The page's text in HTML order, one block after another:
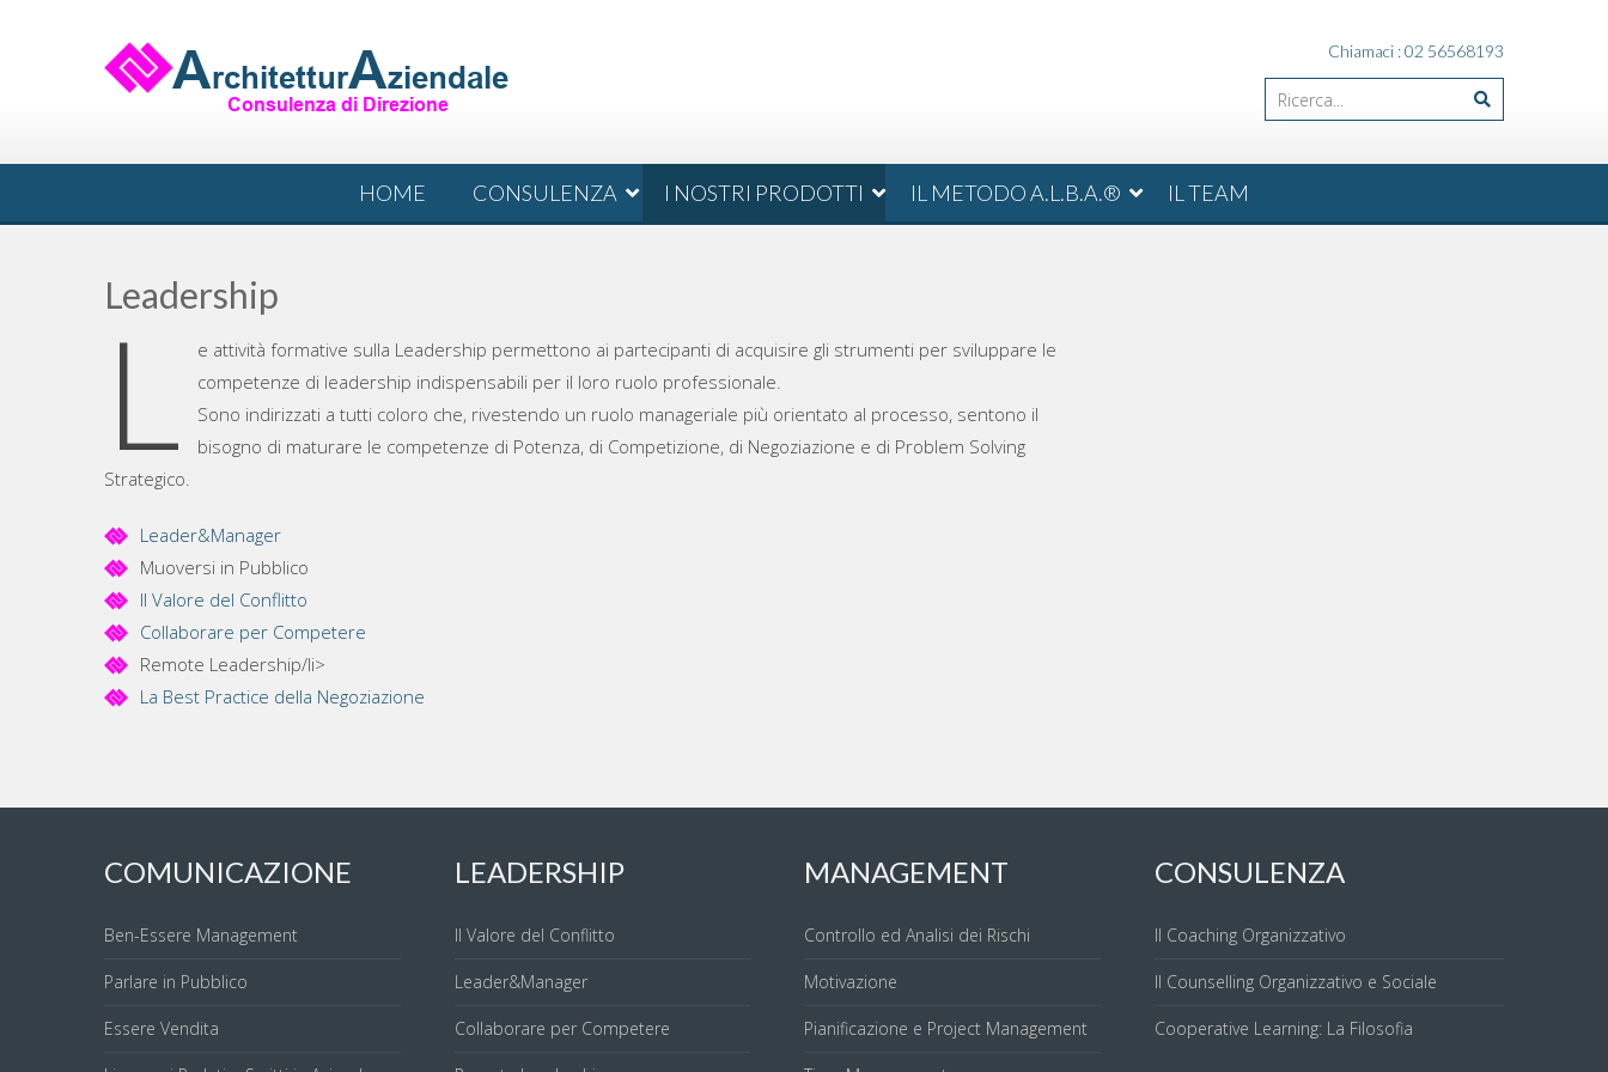
Chiamaci : 02 56568193
HOME CONSULENZA I NOSTRI PRODOTTI IL METODO A.L.B.A.® IL TEAM
Leadership
L
e attività formative sulla Leadership permettono ai partecipanti di acquisire gli strumenti per sviluppare le
competenze di leadership indispensabili per il loro ruolo professionale.
Sono indirizzati a tutti coloro che, rivestendo un ruolo manageriale più orientato al processo, sentono il
bisogno di maturare le competenze di Potenza, di Competizione, di Negoziazione e di Problem Solving
Strategico.
Leader&Manager
Muoversi in Pubblico
Il Valore del Conflitto
Collaborare per Competere
Remote Leadership/li>
La Best Practice della Negoziazione
COMUNICAZIONE
Ben-Essere Management
Parlare in Pubblico
Essere Vendita
LEADERSHIP
Il Valore del Conflitto
Leader&Manager
Collaborare per Competere
MANAGEMENT
Controllo ed Analisi dei Rischi
Motivazione
Pianificazione e Project Management
CONSULENZA
Il Coaching Organizzativo
Il Counselling Organizzativo e Sociale
Cooperative Learning: La Filosofia